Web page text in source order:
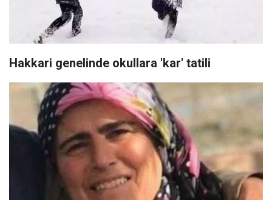
Hakkari genelinde okullara 'kar' tatili